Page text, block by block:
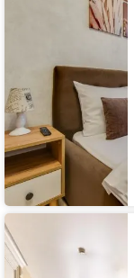
Отель
Честер